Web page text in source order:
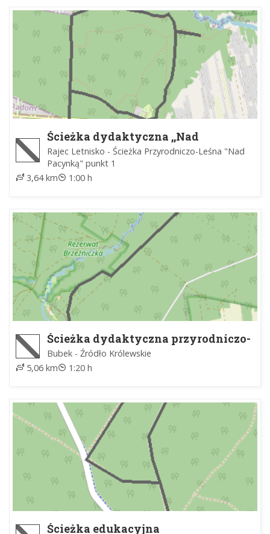
Ścieżka dydaktyczna ,,Nad
Pacynką"
Rajec Letnisko - Ścieżka Przyrodniczo-Leśna "Nad
Pacynką" punkt 1
3,64 km
1:00 h
Ścieżka dydaktyczna przyrodniczo-
leśna
Bubek - Źródło Królewskie
5,06 km
1:20 h
Ścieżka edukacyjna